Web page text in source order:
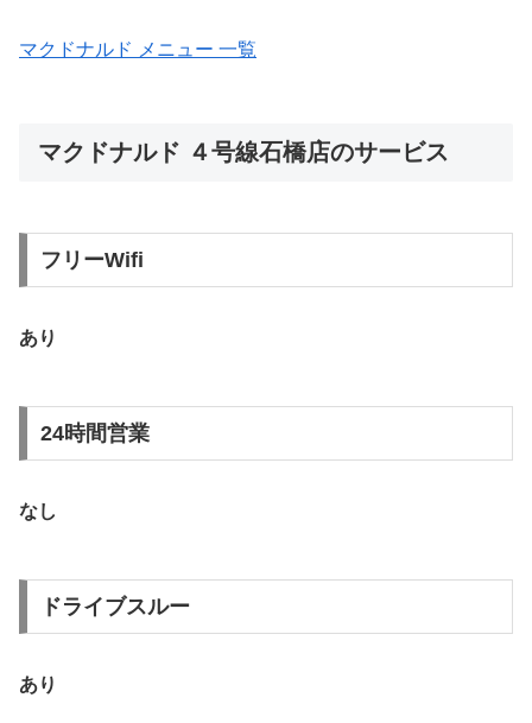
マクドナルド メニュー 一覧
マクドナルド ４号線石橋店のサービス
フリーWifi
あり
24時間営業
なし
ドライブスルー
あり